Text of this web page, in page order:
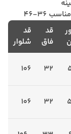
36-46
قد
فاق
قد
شلوار
32
106
32
106